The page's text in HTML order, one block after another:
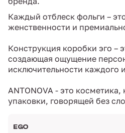
Каждый отблеск фольги –
женственности и
Конструкция коробки эго –
создающая ощущение
исключительности каждого
ANTONOVA - это
упаковки, говорящей без
EGO